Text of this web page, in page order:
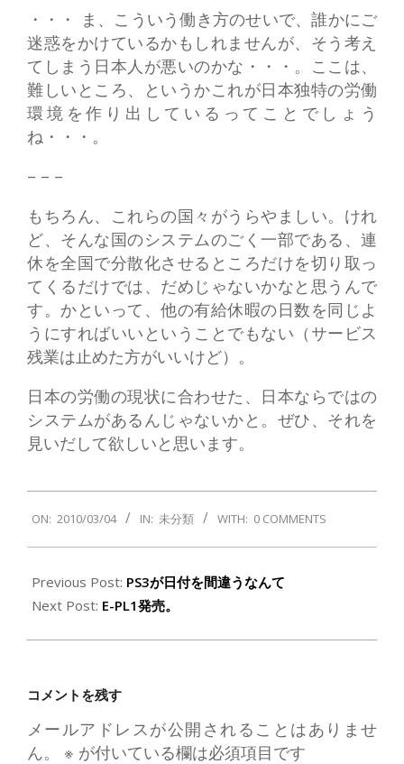
・・・ ま、こういう働き方のせいで、誰かにご
迷惑をかけているかもしれませんが、そう考え
てしまう日本人が悪いのかな・・・。ここは、
難しいところ、というかこれが日本独特の労働
環境を作り出しているってことでしょう
ね・・・。
– – –
もちろん、これらの国々がうらやましい。けれ
ど、そんな国のシステムのごく一部である、連
休を全国で分散化させるところだけを切り取っ
てくるだけでは、だめじゃないかなと思うんで
す。かといって、他の有給休暇の日数を同じよ
うにすればいいということでもない（サービス
残業は止めた方がいいけど）。
日本の労働の現状に合わせた、日本ならではの
システムがあるんじゃないかと。ぜひ、それを
見いだして欲しいと思います。
03-
04
ON: 2010/03/04 IN: 未分類 WITH: 0 COMMENTS
Previous Post: PS3が日付を間違うなんて
Next Post: E-PL1発売。
コメントを残す
メールアドレスが公開されることはありませ
ん。
※ が付いている欄は必須項目です